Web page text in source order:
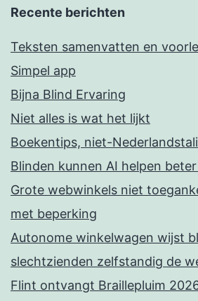
Recente berichten
Teksten samenvatten en
Simpel app
Bijna Blind Ervaring
Niet alles is wat het lijkt
Boekentips, niet-
Blinden kunnen AI helpen
Grote webwinkels niet
met beperking
Autonome winkelwagen wijst
slechtzienden zelfstandig de
Flint ontvangt Braillepluim